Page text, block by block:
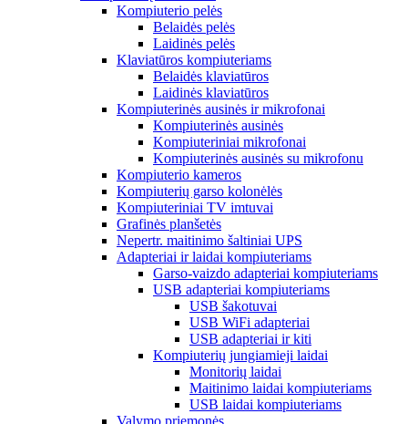
Kompiuterio pelės
Belaidės pelės
Laidinės pelės
Klaviatūros kompiuteriams
Belaidės klaviatūros
Laidinės klaviatūros
Kompiuterinės ausinės ir mikrofonai
Kompiuterinės ausinės
Kompiuteriniai mikrofonai
Kompiuterinės ausinės su mikrofonu
Kompiuterio kameros
Kompiuterių garso kolonėlės
Kompiuteriniai TV imtuvai
Grafinės planšetės
Nepertr. maitinimo šaltiniai UPS
Adapteriai ir laidai kompiuteriams
Garso-vaizdo adapteriai kompiuteriams
USB adapteriai kompiuteriams
USB šakotuvai
USB WiFi adapteriai
USB adapteriai ir kiti
Kompiuterių jungiamieji laidai
Monitorių laidai
Maitinimo laidai kompiuteriams
USB laidai kompiuteriams
Valymo priemonės